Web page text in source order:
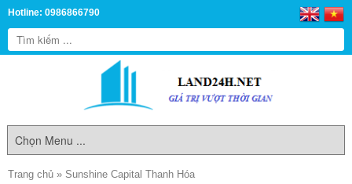
Hotline: 0986866790
Trang chủ » Sunshine Capital Thanh Hóa